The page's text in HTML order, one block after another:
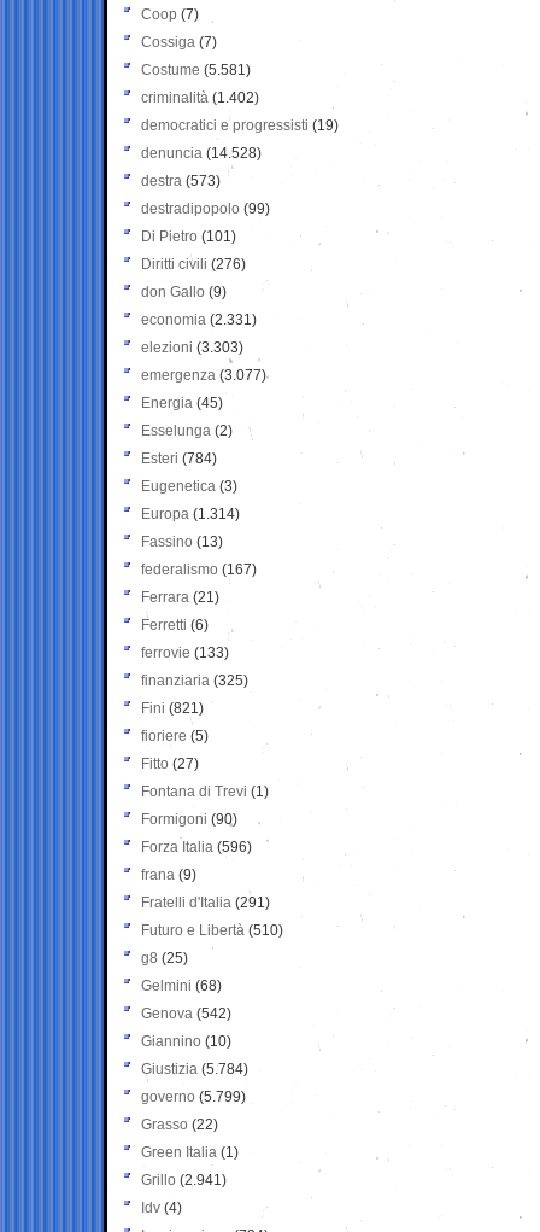
Coop (7)
Cossiga (7)
Costume (5.581)
criminalità (1.402)
democratici e progressisti (19)
denuncia (14.528)
destra (573)
destradipopolo (99)
Di Pietro (101)
Diritti civili (276)
don Gallo (9)
economia (2.331)
elezioni (3.303)
emergenza (3.077)
Energia (45)
Esselunga (2)
Esteri (784)
Eugenetica (3)
Europa (1.314)
Fassino (13)
federalismo (167)
Ferrara (21)
Ferretti (6)
ferrovie (133)
finanziaria (325)
Fini (821)
fioriere (5)
Fitto (27)
Fontana di Trevi (1)
Formigoni (90)
Forza Italia (596)
frana (9)
Fratelli d'Italia (291)
Futuro e Libertà (510)
g8 (25)
Gelmini (68)
Genova (542)
Giannino (10)
Giustizia (5.784)
governo (5.799)
Grasso (22)
Green Italia (1)
Grillo (2.941)
Idv (4)